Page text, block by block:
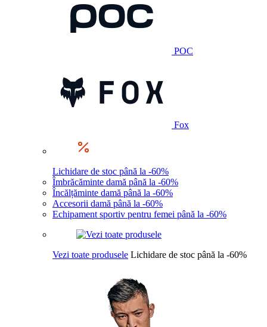
POC
Fox
Lichidare de stoc până la -60%
Îmbrăcăminte damă până la -60%
Încălțăminte damă până la -60%
Accesorii damă până la -60%
Echipament sportiv pentru femei până la -60%
Vezi toate produsele Lichidare de stoc până la -60%